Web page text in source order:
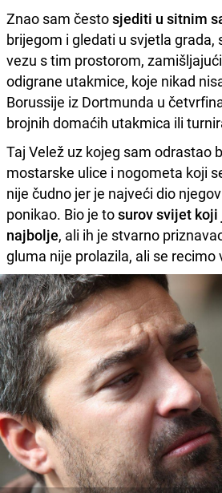
Znao sam čestosjediti u sitnim
brijegom i gledati u svjetla grada,
vezu s tim prostorom,
odigrane utakmice, koje nikad
Borussije iz Dortmunda u
brojnih domaćih utakmica ili
Taj Velež uz kojeg sam odrastao
mostarske ulice i nogometa koji
nije čudno jer je najveći dio
ponikao. Bio je tosurov svijet
najbolje, ali ih je stvarno
gluma nije prolazila, ali se recimo